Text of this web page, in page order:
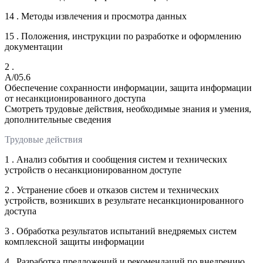
14 . Методы извлечения и просмотра данных
15 . Положения, инструкции по разработке и оформлению
документации
2 .
A/05.6
Обеспечение сохранности информации, защита информации
от несанкционированного доступа
Смотреть трудовые действия, необходимые знания и умения,
дополнительные сведения
Трудовые действия
1 . Анализ события и сообщения систем и технических
устройств о несанкционированном доступе
2 . Устранение сбоев и отказов систем и технических
устройств, возникших в результате несанкционированного
доступа
3 . Обработка результатов испытаний внедряемых систем
комплексной защиты информации